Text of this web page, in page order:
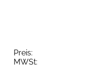
Preis:
MWSt: